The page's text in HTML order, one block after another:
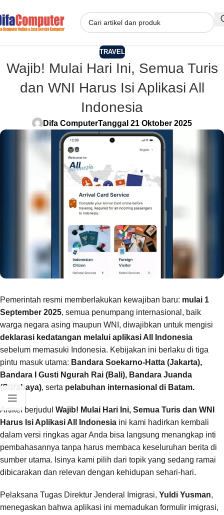
TRAVEL
Wajib! Mulai Hari Ini, Semua Turis
dan WNI Harus Isi Aplikasi All
Indonesia
Difa ComputerTanggal 21 Oktober 2025
Pemerintah resmi memberlakukan kewajiban baru: mulai 1
September 2025, semua penumpang internasional, baik
warga negara asing maupun WNI, diwajibkan untuk mengisi
deklarasi kedatangan melalui aplikasi All Indonesia
sebelum memasuki Indonesia. Kebijakan ini berlaku di tiga
pintu masuk utama: Bandara Soekarno-Hatta (Jakarta),
Bandara I Gusti Ngurah Rai (Bali), Bandara Juanda
(Surabaya), serta pelabuhan internasional di Batam.
Artikel berjudul Wajib! Mulai Hari Ini, Semua Turis dan WNI
Harus Isi Aplikasi All Indonesia ini kami hadirkan kembali
dalam versi ringkas agar Anda bisa langsung menangkap inti
pembahasannya tanpa harus membaca keseluruhan berita di
sumber utama. Isinya kami pilih dari topik yang sedang ramai
dibicarakan dan relevan dengan kehidupan sehari-hari.
Pelaksana Tugas Direktur Jenderal Imigrasi, Yuldi Yusman,
menegaskan bahwa aplikasi ini memadukan formulir imigrasi,